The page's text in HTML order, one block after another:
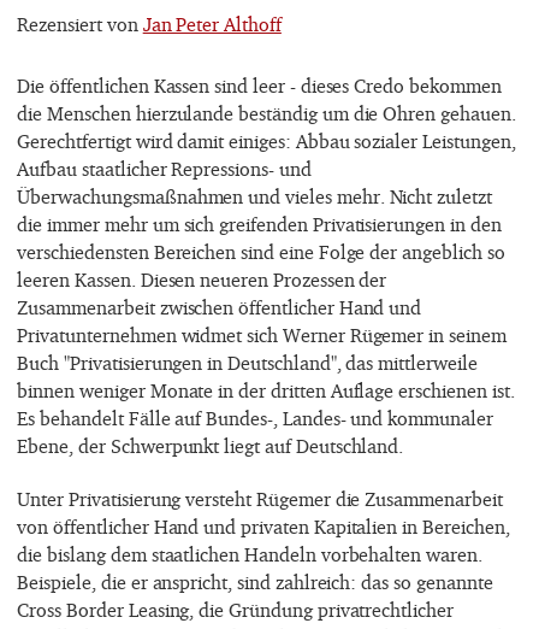
Rezensiert von Jan Peter Althoff
Die öffentlichen Kassen sind leer - dieses Credo bekommen
die Menschen hierzulande beständig um die Ohren gehauen.
Gerechtfertigt wird damit einiges: Abbau sozialer Leistungen,
Aufbau staatlicher Repressions- und
Überwachungsmaßnahmen und vieles mehr. Nicht zuletzt
die immer mehr um sich greifenden Privatisierungen in den
verschiedensten Bereichen sind eine Folge der angeblich so
leeren Kassen. Diesen neueren Prozessen der
Zusammenarbeit zwischen öffentlicher Hand und
Privatunternehmen widmet sich Werner Rügemer in seinem
Buch "Privatisierungen in Deutschland", das mittlerweile
binnen weniger Monate in der dritten Auflage erschienen ist.
Es behandelt Fälle auf Bundes-, Landes- und kommunaler
Ebene, der Schwerpunkt liegt auf Deutschland.
Unter Privatisierung versteht Rügemer die Zusammenarbeit
von öffentlicher Hand und privaten Kapitalien in Bereichen,
die bislang dem staatlichen Handeln vorbehalten waren.
Beispiele, die er anspricht, sind zahlreich: das so genannte
Cross Border Leasing, die Gründung privatrechtlicher